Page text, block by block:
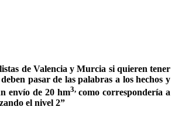
de Valencia y Murcia si quieren tener
pasar de las palabras a los hechos y
envío de 20 hm3,como correspondería a
el nivel 2”